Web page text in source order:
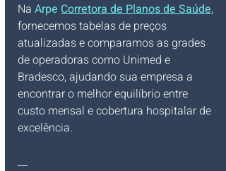
Na Arpe Corretora de Planos de Saúde,
fornecemos tabelas de preços
atualizadas e comparamos as grades
de operadoras como Unimed e
Bradesco, ajudando sua empresa a
encontrar o melhor equilíbrio entre
custo mensal e cobertura hospitalar de
excelência.
__